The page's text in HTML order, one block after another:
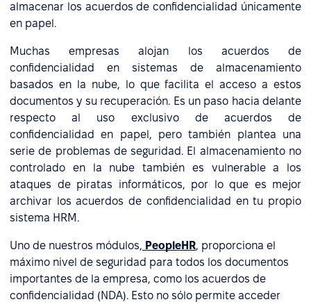
almacenar los acuerdos de confidencialidad únicamente
en papel.
Muchas empresas alojan los acuerdos de
confidencialidad en sistemas de almacenamiento
basados en la nube, lo que facilita el acceso a estos
documentos y su recuperación. Es un paso hacia delante
respecto al uso exclusivo de acuerdos de
confidencialidad en papel, pero también plantea una
serie de problemas de seguridad. El almacenamiento no
controlado en la nube también es vulnerable a los
ataques de piratas informáticos, por lo que es mejor
archivar los acuerdos de confidencialidad en tu propio
sistema HRM.
Uno de nuestros módulos, PeopleHR, proporciona el
máximo nivel de seguridad para todos los documentos
importantes de la empresa, como los acuerdos de
confidencialidad (NDA). Esto no sólo permite acceder